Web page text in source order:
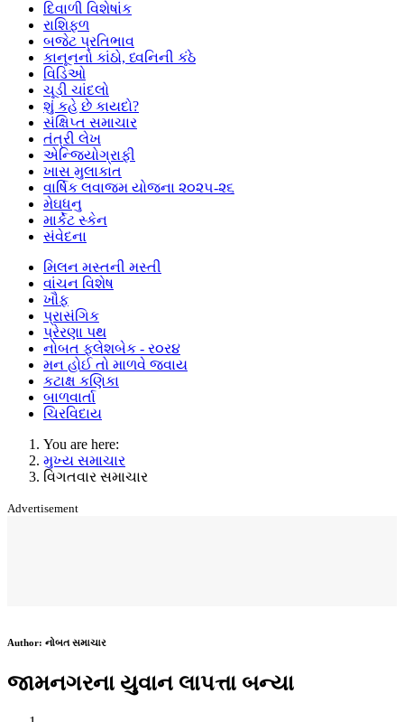
દિવાળી વિશેષાંક
રાશિફળ
બજેટ પ્રતિભાવ
કાનૂનનો કાંઠો, ધ્વનિની કંઠે
વિડિઓ
ચૂડી ચાંદલો
શું કહે છે કાયદો?
સંક્ષિપ્ત સમાચાર
તંત્રી લેખ
એન્જિયોગ્રાફી
ખાસ મુલાકાત
વાર્ષિક લવાજમ યોજના ૨૦૨૫-૨૬
મેઘધનુ
માર્કેટ સ્કેન
સંવેદના
મિલન મસ્તની મસ્તી
વાંચન વિશેષ
ખૌફ
પ્રાસંગિક
પ્રેરણા પથ
નોબત ફ્લેશબેક - ર૦ર૪
મન હોઈ તો માળવે જવાય
કટાક્ષ કણિકા
બાળવાર્તા
ચિરવિદાય
You are here:
મુખ્ય સમાચાર
વિગતવાર સમાચાર
Advertisement
Author: નોબત સમાચાર
જામનગરના યુવાન લાપત્તા બન્યા